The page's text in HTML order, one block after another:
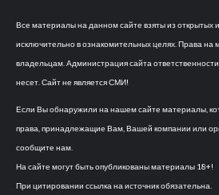
Все материалы на данном сайте взяты из открытых
исключительно в ознакомительных целях. Права
владельцам. Администрация сайта
несет. Сайт не является СМИ!
Если Вы обнаружили на нашем сайте материалы,
права, принадлежащие Вам, Вашей компании или
сообщите нам.
На сайте могут быть опубликованы материалы 18+!
При цитировании ссылка на источник обязательна.